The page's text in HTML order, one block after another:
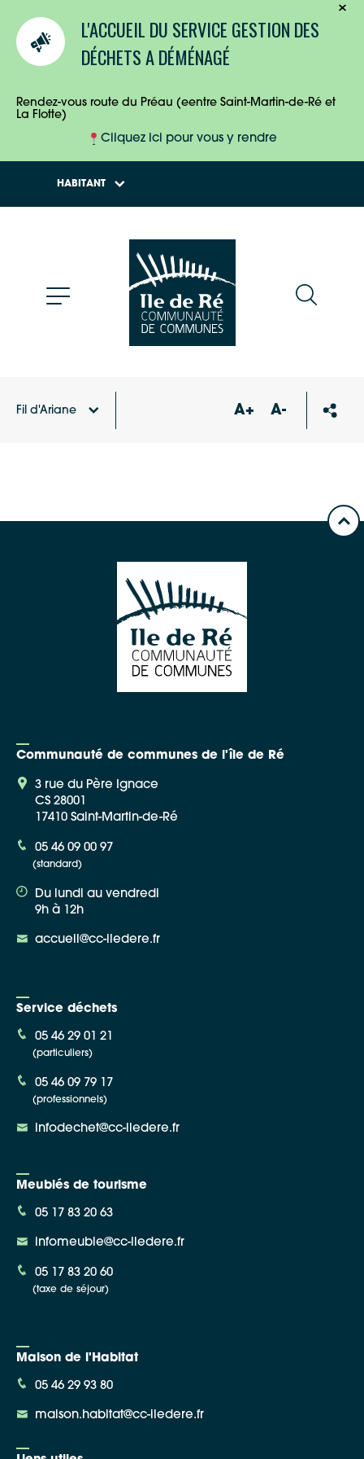
L'ACCUEIL DU SERVICE GESTION DES
DÉCHETS A DÉMÉNAGÉ
Rendez-vous route du Préau (eentre Saint-Martin-de-Ré et
La Flotte)
Cliquez ici pour vous y rendre
HABITANT
ENTREPRISES
Fil d'Ariane A+ A-
Communauté de communes de l'île de Ré
3 rue du Père Ignace
CS 28001
17410 Saint-Martin-de-Ré
05 46 09 00 97
(standard)
Du lundi au vendredi
9h à 12h
accueil@cc-iledere.fr
Service déchets
05 46 29 01 21
(particuliers)
05 46 09 79 17
(professionnels)
infodechet@cc-iledere.fr
Meublés de tourisme
05 17 83 20 63
infomeuble@cc-iledere.fr
05 17 83 20 60
(taxe de séjour)
Maison de l'Habitat
05 46 29 93 80
maison.habitat@cc-iledere.fr
Apple Plans